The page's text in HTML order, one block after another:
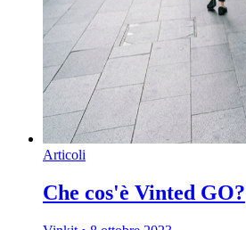
Articoli
Che cos'è Vinted GO?